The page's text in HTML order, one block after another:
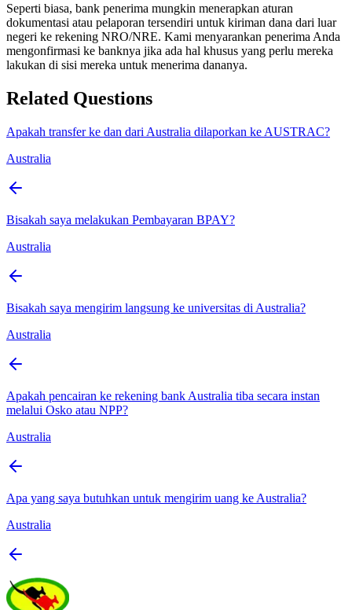
Seperti biasa, bank penerima mungkin menerapkan aturan
dokumentasi atau pelaporan tersendiri untuk kiriman dana dari luar
negeri ke rekening NRO/NRE. Kami menyarankan penerima Anda
mengonfirmasi ke banknya jika ada hal khusus yang perlu mereka
lakukan di sisi mereka untuk menerima dananya.
Related Questions
Apakah transfer ke dan dari Australia dilaporkan ke AUSTRAC?
Australia
Bisakah saya melakukan Pembayaran BPAY?
Australia
Bisakah saya mengirim langsung ke universitas di Australia?
Australia
Apakah pencairan ke rekening bank Australia tiba secara instan
melalui Osko atau NPP?
Australia
Apa yang saya butuhkan untuk mengirim uang ke Australia?
Australia